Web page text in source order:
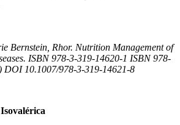
Bernstein, Rhor. Nutrition Management of
ISBN 978-3-319-14620-1 ISBN 978-
DOI 10.1007/978-3-319-14621-8